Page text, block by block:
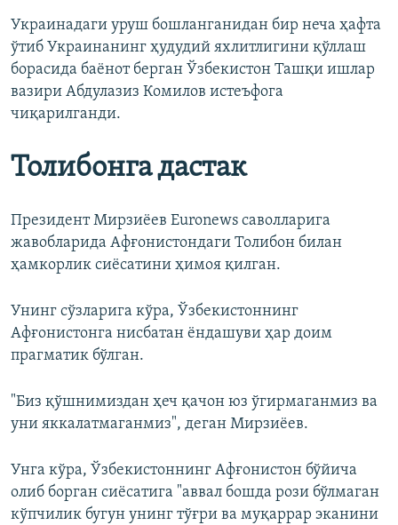
Украинадаги уруш бошланганидан бир неча ҳафта
ўтиб Украинанинг ҳудудий яхлитлигини қўллаш
борасида баёнот берган Ўзбекистон Ташқи ишлар
вазири Абдулазиз Комилов истеъфога
чиқарилганди.
Толибонга дастак
Президент Мирзиёев Euronews саволларига
жавобларида Афғонистондаги Толибон билан
ҳамкорлик сиёсатини ҳимоя қилган.
Унинг сўзларига кўра, Ўзбекистоннинг
Афғонистонга нисбатан ёндашуви ҳар доим
прагматик бўлган.
"Биз қўшнимиздан ҳеч қачон юз ўгирмаганмиз ва
уни яккалатмаганмиз", деган Мирзиёев.
Унга кўра, Ўзбекистоннинг Афғонистон бўйича
олиб борган сиёсатига "аввал бошда рози бўлмаган
кўпчилик бугун унинг тўғри ва муқаррар эканини